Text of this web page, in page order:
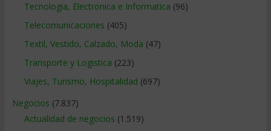
Tecnologia, Electronica e Informatica (96)
Telecomunicaciones (405)
Textil, Vestido, Calzado, Moda (47)
Transporte y Logistica (223)
Viajes, Turismo, Hospitalidad (697)
Negocios (7.837)
Actualidad de negocios (1.519)